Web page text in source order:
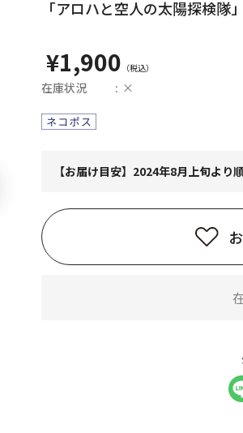
「アロハと空人の太陽探検
¥1,900
在庫状況 ×
【お届け目安】2024年8月上旬より